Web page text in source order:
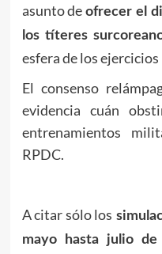
asunto deofrecer el
los títeres
esfera de los
El consenso
evidencia cuán
entrenamientos
RPDC.
A citar sólo los
mayo hasta julio